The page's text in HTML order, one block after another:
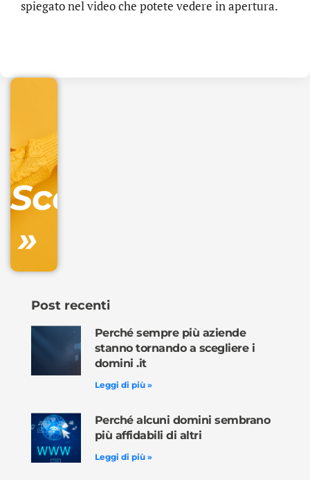
spiegato nel video che potete vedere in apertura.
Scopri
»
.online
Post recenti
Perché sempre più aziende
stanno tornando a scegliere i
domini .it
Leggi di più »
Perché alcuni domini sembrano
più affidabili di altri
Leggi di più »